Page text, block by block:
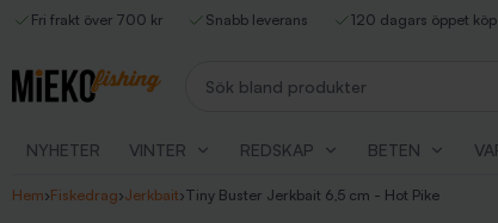
Fri frakt över 700 kr Snabb leverans 120 dagars öppet köp
NYHETER VINTER REDSKAP BETEN
Hem›Fiskedrag›Jerkbait›Tiny Buster Jerkbait 6,5 cm - Hot Pike